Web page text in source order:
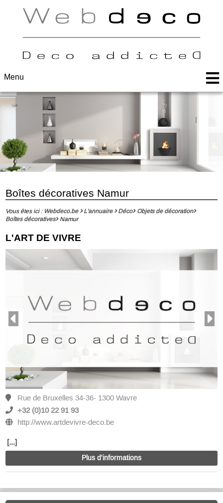
Menu
Boîtes décoratives Namur
Vous êtes ici : Webdeco.be L'annuaire Déco
Objets de décoration
Boîtes décoratives
Namur
L'ART DE VIVRE
Rue de Bruxelles 34-36- 1300 Wavre
+32 (0)10 22 91 93
http://www.artdevivre-deco.be
[...]
Plus d'informations